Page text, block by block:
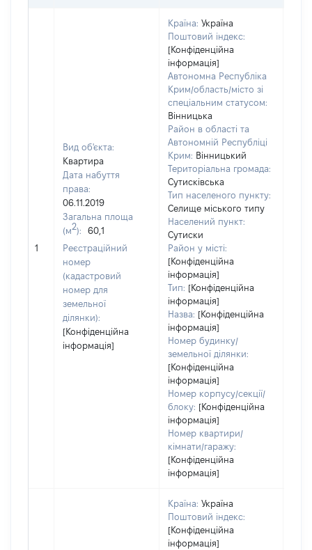
1
Вид об'єкта:
Квартира
Дата набуття
права:
06.11.2019
Загальна площа
(м2):
60,1
Реєстраційний
номер
(кадастровий
номер для
земельної
ділянки):
[Конфіденційна
інформація]
Країна: Україна
Поштовий індекс:
[Конфіденційна
інформація]
Автономна Республіка
Крим/область/місто зі
спеціальним статусом:
Вінницька
Район в області та
Автономній Республіці
Крим: Вінницький
Територіальна громада:
Сутисківська
Тип населеного пункту:
Селище міського типу
Населений пункт:
Сутиски
Район у місті:
[Конфіденційна
інформація]
Тип: [Конфіденційна
інформація]
Назва: [Конфіденційна
інформація]
Номер будинку/
земельної ділянки:
[Конфіденційна
інформація]
Номер корпусу/секції/
блоку: [Конфіденційна
інформація]
Номер квартири/
кімнати/гаражу:
[Конфіденційна
інформація]
Країна: Україна
Поштовий індекс:
[Конфіденційна
інформація]